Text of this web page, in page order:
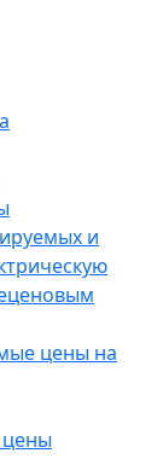
и
цены на